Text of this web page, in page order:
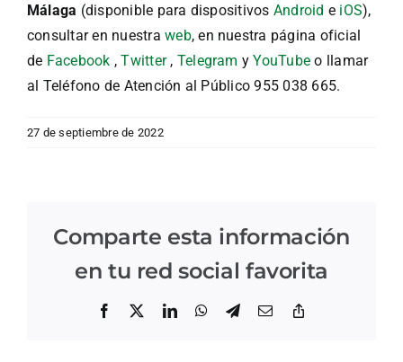
Málaga (disponible para dispositivos Android e iOS),
consultar en nuestraweb, en nuestra página oficial
de Facebook ,Twitter, Telegram yYouTube o llamar
al Teléfono de Atención al Público 955 038 665.
27 de septiembre de 2022
Comparte esta información
en tu red social favorita
Facebook LinkedInWhatsApp
Telegram
Correo